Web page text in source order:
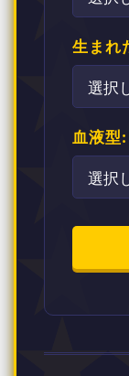
生まれ
血液型: